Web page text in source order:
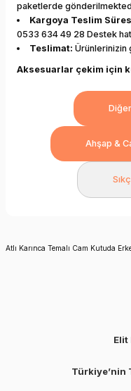
paketlerde
Kargoya Teslim
0533 634 49 28 Destek
Teslimat: Ürünlerinizin
Aksesuarlar çekim için
Ahşap &
Atlı Karınca Temalı Cam Kutuda
Elit
Türkiye’nin